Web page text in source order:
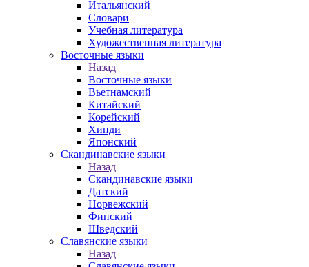
Итальянский
Словари
Учебная литература
Художественная литература
Восточные языки
Назад
Восточные языки
Вьетнамский
Китайский
Корейский
Хинди
Японский
Скандинавские языки
Назад
Скандинавские языки
Датский
Норвежский
Финский
Шведский
Славянские языки
Назад